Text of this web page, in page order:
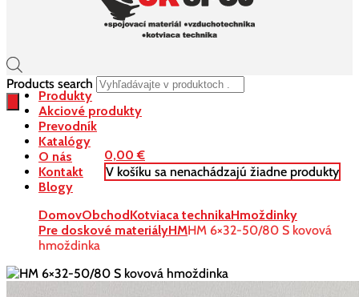
Products search
0,00€
V košíku sa nenachádzajú žiadne produkty
Produkty
Akciové produkty
Prevodník
Katalógy
O nás
Kontakt
Blogy
DomovObchodKotviaca technikaHmoždinky
Pre doskové materiályHMHM 6×32-50/80 S kovová
hmoždinka